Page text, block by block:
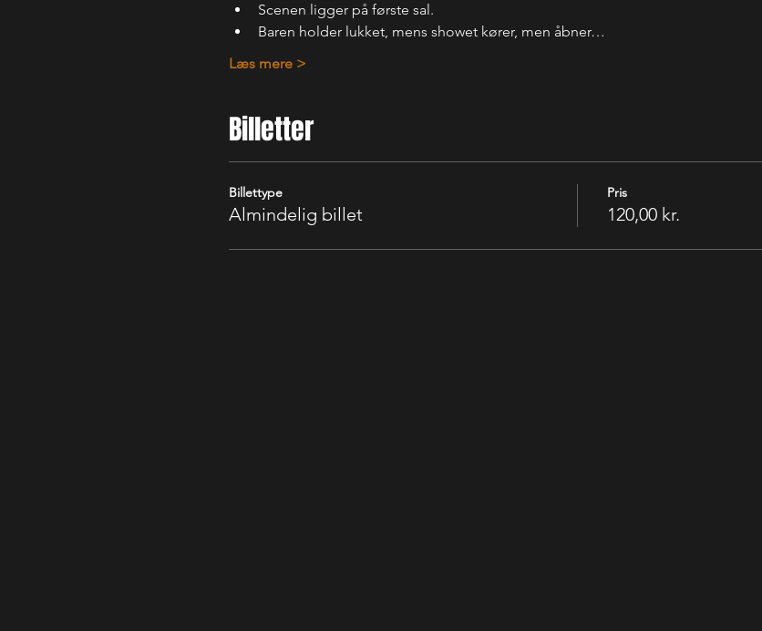
Scenen ligger på første sal.
Baren holder lukket, mens showet kører, men åbner…
Læs mere >
Billetter
Billettype
Almindelig billet
Pris
120,00 kr.